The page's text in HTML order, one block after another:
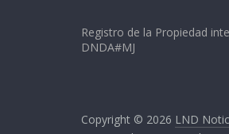
Registro de la Propiedad
DNDA#MJ
Copyright © 2026 LND